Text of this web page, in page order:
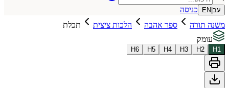
כניסה
ספר אהבה הלכות ציצית
תכלת
H3
H4
H5
H6